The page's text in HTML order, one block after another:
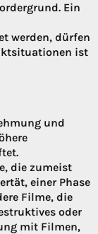
Ein
werden, dürfen
ist
und
die zumeist
einer Phase
Filme, die
oder
mit Filmen,